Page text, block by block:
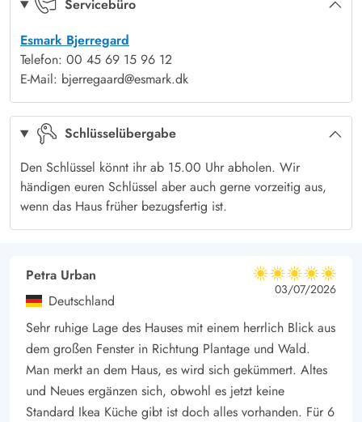
machen könnt.Servicebüro
Esmark Bjerregard
Telefon: 00 45 69 15 96 12
E-Mail: bjerregaard@esmark.dk
Schlüsselübergabe
Den Schlüssel könnt ihr ab 15.00 Uhr abholen. Wir
händigen euren Schlüssel aber auch gerne vorzeitig aus,
wenn das Haus früher bezugsfertig ist.
Petra Urban
Deutschland
5 von 5
5 von 5
5 out of 5
03/07/2026
Sehr ruhige Lage des Hauses mit einem herrlich Blick aus
dem großen Fenster in Richtung Plantage und Wald.
Man merkt an dem Haus, es wird sich gekümmert. Altes
und Neues ergänzen sich, obwohl es jetzt keine
Standard Ikea Küche gibt ist doch alles vorhanden. Für 6